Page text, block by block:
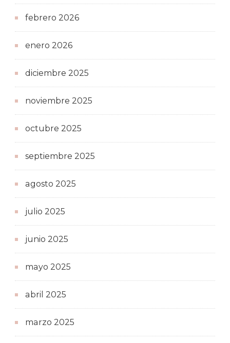
febrero 2026
enero 2026
diciembre 2025
noviembre 2025
octubre 2025
septiembre 2025
agosto 2025
julio 2025
junio 2025
mayo 2025
abril 2025
marzo 2025